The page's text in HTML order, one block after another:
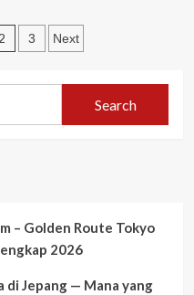
2 3 Next
– Golden Route Tokyo
2026
di Jepang — Mana yang